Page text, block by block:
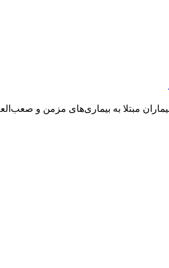
مبتلا به بیماری‌های مزمن و